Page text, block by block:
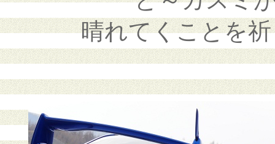
晴れてくことを